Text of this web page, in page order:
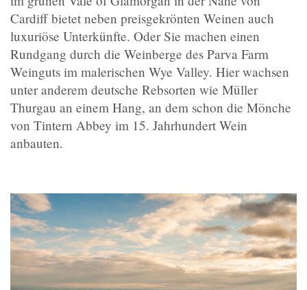
Cardiff bietet neben preisgekrönten Weinen auch
luxuriöse Unterkünfte. Oder Sie machen einen
Rundgang durch die Weinberge des Parva Farm
Weinguts im malerischen Wye Valley. Hier wachsen
unter anderem deutsche Rebsorten wie Müller
Thurgau an einem Hang, an dem schon die Mönche
von Tintern Abbey im 15. Jahrhundert Wein
anbauten.